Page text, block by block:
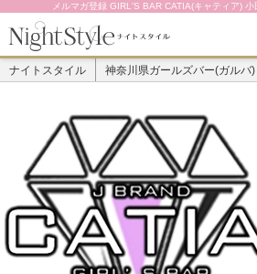
メルマガ登録 GIRL'S BAR CATIA(キャティア)
ナイトスタイル 神奈川県ガールズバー(ガルバ)